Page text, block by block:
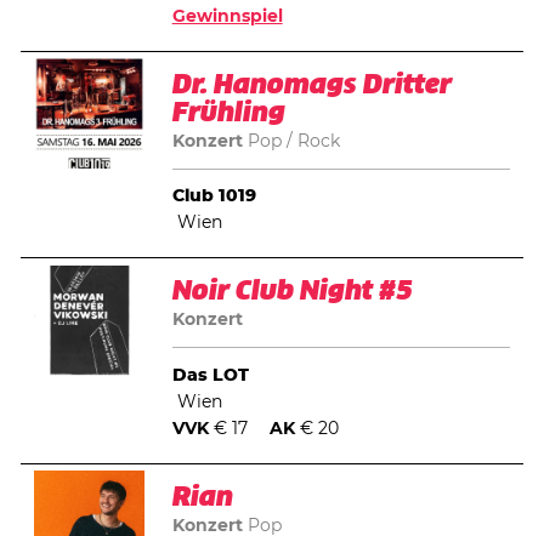
Gewinnspiel
Dr. Hanomags Dritter
Frühling
Konzert Pop Rock
Club 1019
Wien
Noir Club Night #5
Konzert
Das LOT
Wien
VVK€ 17 AK€ 20
Rian
Konzert Pop